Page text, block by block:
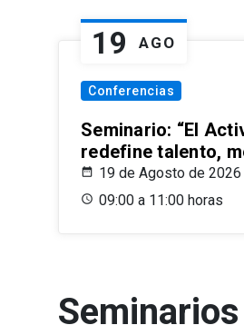
19 AGO
Conferencias
Seminario: “El
redefine talento,
19 de Agosto de 2026
09:00 a 11:00 horas
Seminarios